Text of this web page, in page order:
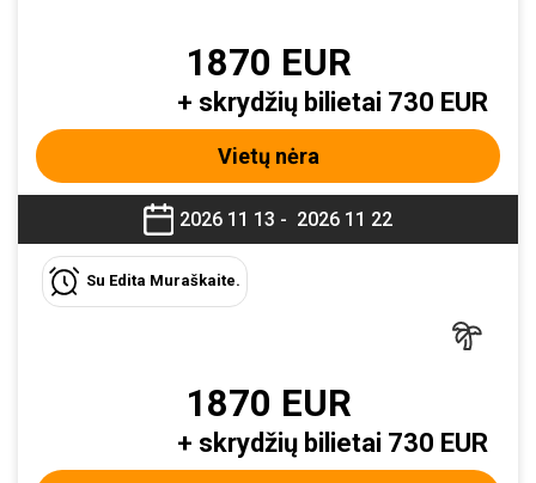
1870 EUR
+ skrydžių bilietai 730 EUR
Vietų nėra
2026 11 13 - 2026 11 22
Su Edita Muraškaite.
1870 EUR
+ skrydžių bilietai 730 EUR